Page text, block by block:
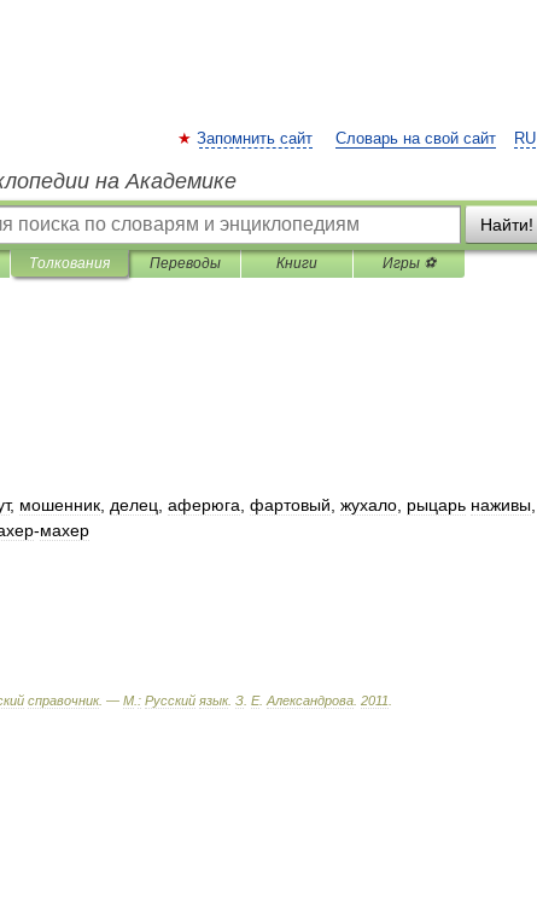
RU
Запомнить сайт Словарь на свой сайт
на Академике
Найти!
Толкования Переводы Книги Игры ⚽
, мошенник делец аферюга фартовый жухало рыцарь наживы
-махер
справочник. — М : Русский язык. З Е. Александрова 2011